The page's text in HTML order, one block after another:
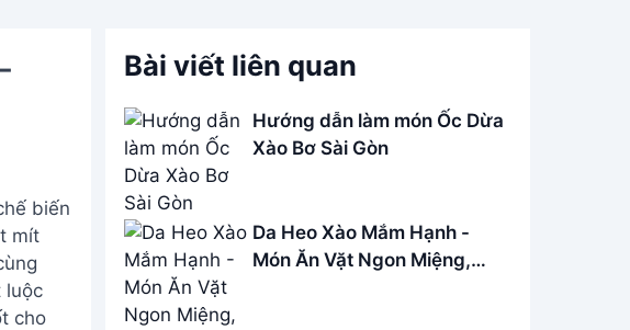
biến
mít
luộc
cho
Bài viết liên quan
Hướng dẫn làm món Ốc Dừa
Xào Bơ Sài Gòn
Da Heo Xào Mắm Hạnh -
Món Ăn Vặt Ngon Miệng,